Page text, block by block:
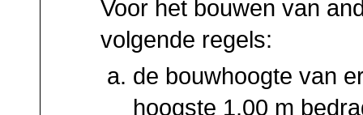
Voor het bouwen van
volgende regels:
de bouwhoogte van
hoogste 1,00 m